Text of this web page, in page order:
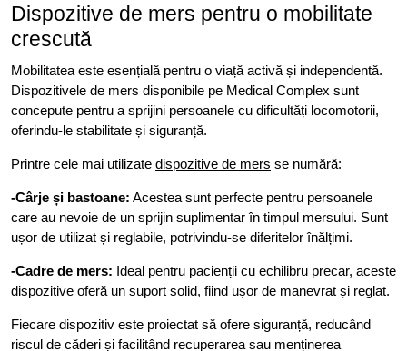
Dispozitive de mers pentru o mobilitate
crescută
Mobilitatea este esențială pentru o viață activă și independentă.
Dispozitivele de mers disponibile pe Medical Complex sunt
concepute pentru a sprijini persoanele cu dificultăți locomotorii,
oferindu-le stabilitate și siguranță.
Printre cele mai utilizate dispozitive de mers se numără:
-Cârje și bastoane: Acestea sunt perfecte pentru persoanele
care au nevoie de un sprijin suplimentar în timpul mersului. Sunt
ușor de utilizat și reglabile, potrivindu-se diferitelor înălțimi.
-Cadre de mers: Ideal pentru pacienții cu echilibru precar, aceste
dispozitive oferă un suport solid, fiind ușor de manevrat și reglat.
Fiecare dispozitiv este proiectat să ofere siguranță, reducând
riscul de căderi și facilitând recuperarea sau menținerea